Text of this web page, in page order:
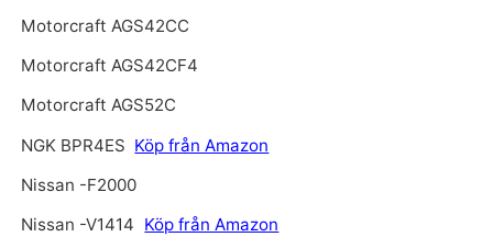
Motorcraft AGS42CC
Motorcraft AGS42CF4
Motorcraft AGS52C
NGK BPR4ES Köp från Amazon
Nissan -F2000
Nissan -V1414 Köp från Amazon